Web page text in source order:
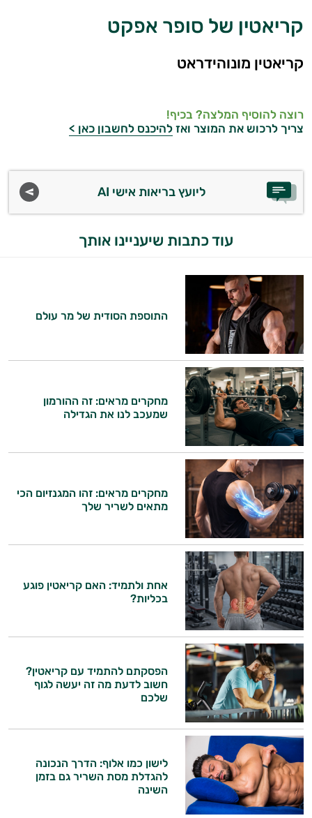
קריאטין של סופר אפקט
קריאטין מונוהידראט
רוצה להוסיף המלצה? בכיף!
צריך לרכוש את המוצר ואז להיכנס לחשבון כאן >
ליועץ בריאות אישי AI
עוד כתבות שיעניינו אותך
התוספת הסודית של מר עולם
מחקרים מראים: זה ההורמון
שמעכב לנו את הגדילה
מחקרים מראים: זהו המגנזיום הכי
מתאים לשריר שלך
אחת ולתמיד: האם קריאטין פוגע
בכליות?
הפסקתם להתמיד עם קריאטין?
חשוב לדעת מה זה יעשה לגוף
שלכם
לישון כמו אלוף: הדרך הנכונה
להגדלת מסת השריר גם בזמן
השינה
היי,
אני יועץ הבריאות האישי AI של טבע בריא.